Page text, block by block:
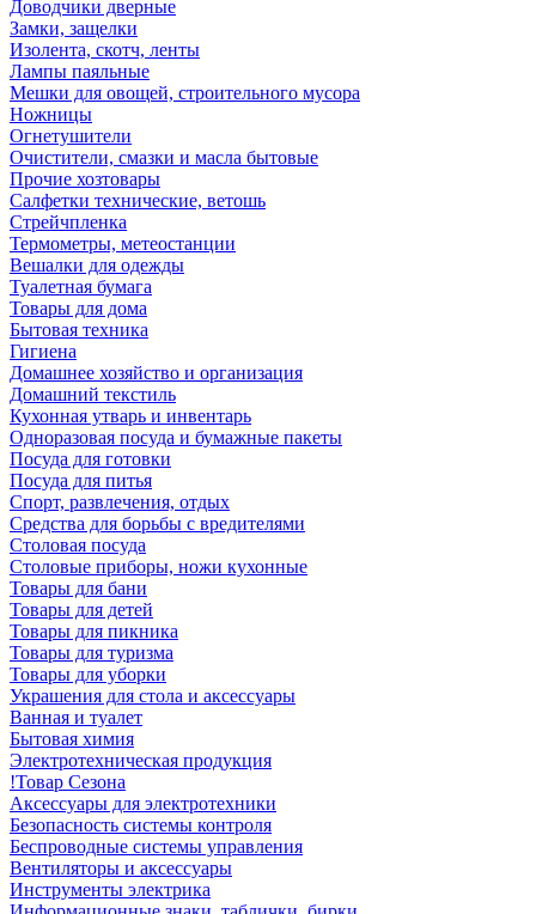
Доводчики дверные
Замки, защелки
Изолента, скотч, ленты
Лампы паяльные
Мешки для овощей, строительного мусора
Ножницы
Огнетушители
Очистители, смазки и масла бытовые
Прочие хозтовары
Салфетки технические, ветошь
Стрейчпленка
Термометры, метеостанции
Вешалки для одежды
Туалетная бумага
Товары для дома
Бытовая техника
Гигиена
Домашнее хозяйство и организация
Домашний текстиль
Кухонная утварь и инвентарь
Одноразовая посуда и бумажные пакеты
Посуда для готовки
Посуда для питья
Спорт, развлечения, отдых
Средства для борьбы с вредителями
Столовая посуда
Столовые приборы, ножи кухонные
Товары для бани
Товары для детей
Товары для пикника
Товары для туризма
Товары для уборки
Украшения для стола и аксессуары
Ванная и туалет
Бытовая химия
Электротехническая продукция
!Товар Сезона
Аксессуары для электротехники
Безопасность системы контроля
Беспроводные системы управления
Вентиляторы и аксессуары
Инструменты электрика